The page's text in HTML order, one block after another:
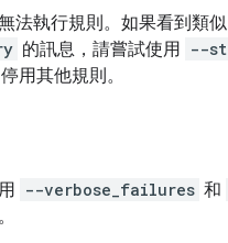
法執行規則。如果看到類似
的訊息，請嘗試使用 --
停用其他規則。
--verbose_failures 和